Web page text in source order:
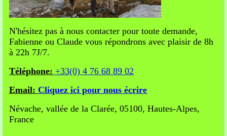
N'hésitez pas à nous contacter pour toute demande,
Fabienne ou Claude vous répondrons avec plaisir de 8h
à 22h 7J/7.
Téléphone: +33(0) 4 76 68 89 02
Email:Cliquez ici pour nous écrire
Névache, vallée de la Clarée, 05100, Hautes-Alpes,
France